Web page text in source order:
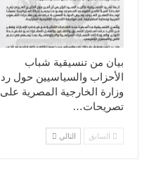
بيان من تنسيقية شباب
الأحزاب والسياسيين حول رد
وزارة الخارجية المصرية على
تصريحات…
السابق التالي